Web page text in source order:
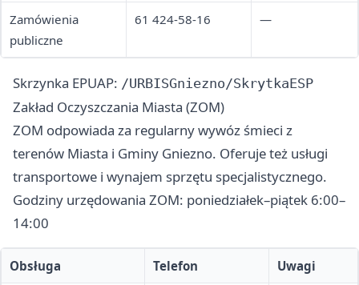
Zamówienia
publiczne
61 424-58-16 —
Skrzynka EPUAP: /URBISGniezno/SkrytkaESP
Zakład Oczyszczania Miasta (ZOM)
ZOM odpowiada za regularny wywóz śmieci z
terenów Miasta i Gminy Gniezno. Oferuje też usługi
transportowe i wynajem sprzętu specjalistycznego.
Godziny urzędowania ZOM: poniedziałek–piątek 6:00–
14:00
Obsługa Telefon Uwagi